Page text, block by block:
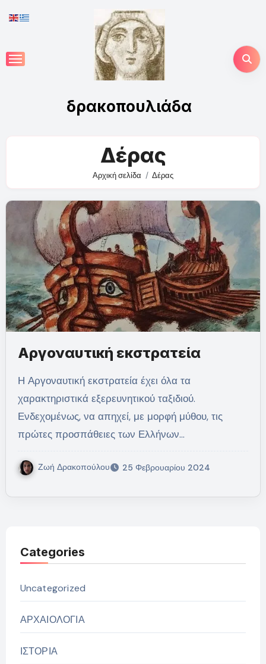
to
δρακοπουλιάδα
Δέρας
Αρχική σελίδα Δέρας
Αργοναυτική εκστρατεία
Η Αργοναυτική εκστρατεία έχει όλα τα
χαρακτηριστικά εξερευνητικού ταξιδιού.
Ενδεχομένως, να απηχεί, με μορφή μύθου, τις
πρώτες προσπάθειες των Ελλήνων…
Ζωή Δρακοπούλου 25 Φεβρουαρίου 2024
Categories
Uncategorized
ΑΡΧΑΙΟΛΟΓΙΑ
ΙΣΤΟΡΙΑ